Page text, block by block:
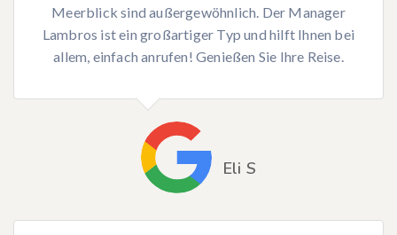
Meerblick sind außergewöhnlich. Der Manager
Lambros ist ein großartiger Typ und hilft Ihnen bei
allem, einfach anrufen! Genießen Sie Ihre Reise.
Eli S